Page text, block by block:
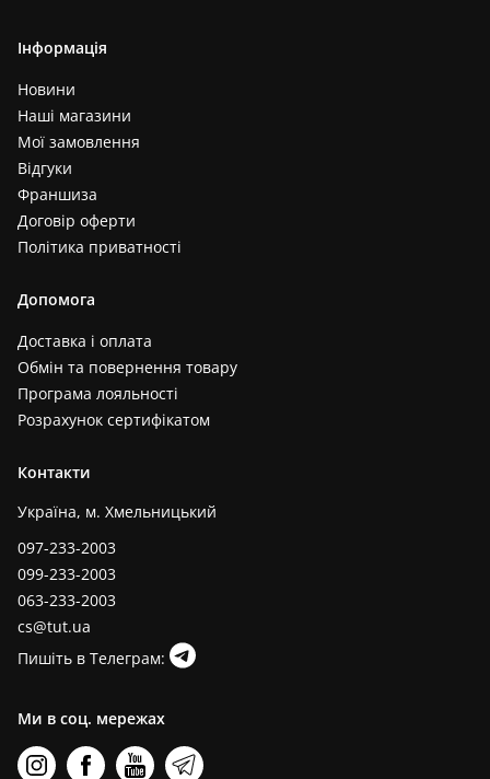
Інформація
Новини
Наші магазини
Мої замовлення
Відгуки
Франшиза
Договір оферти
Політика приватності
Допомога
Доставка і оплата
Обмін та повернення товару
Програма лояльності
Розрахунок сертифікатом
Контакти
Україна, м. Хмельницький
097-233-2003
099-233-2003
063-233-2003
cs@tut.ua
Пишіть в Телеграм:
Ми в соц. мережах